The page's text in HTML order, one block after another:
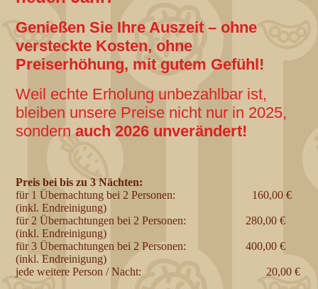
Genießen Sie Ihre Auszeit – ohne
versteckte Kosten, ohne
Preiserhöhung, mit gutem Gefühl!
Weil echte Erholung unbezahlbar ist,
bleiben unsere Preise nicht nur in 2025,
sondernauch 2026 unverändert!
Preis bei bis zu 3 Nächten:
für 1 Übernachtung bei 2 Personen: 160,00 €
(inkl. Endreinigung)
für 2 Übernachtungen bei 2 Personen: 280,00 €
(inkl. Endreinigung)
für 3 Übernachtungen bei 2 Personen: 400,00 €
(inkl. Endreinigung)
jede weitere Person / Nacht: 20,00 €